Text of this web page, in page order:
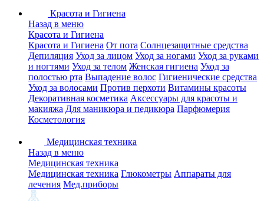
Красота и Гигиена
Назад в меню
Красота и Гигиена
Красота и Гигиена От пота Солнцезащитные средства
Депиляция Уход за лицом Уход за ногами Уход за руками
и ногтями Уход за телом Женская гигиена Уход за
полостью рта Выпадение волос Гигиенические средства
Уход за волосами Против перхоти Витамины красоты
Декоративная косметика Аксессуары для красоты и
макияжа Для маникюра и педикюра Парфюмерия
Косметология
Медицинская техника
Назад в меню
Медицинская техника
Медицинская техника Глюкометры Аппараты для
лечения Мед.приборы